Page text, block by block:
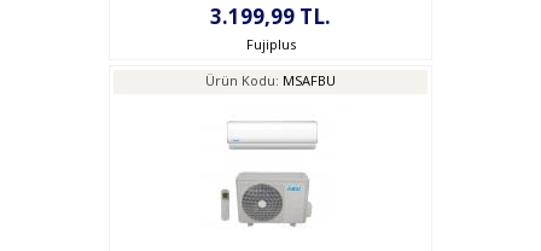
3.199,99 TL.
Fujiplus
Ürün Kodu: MSAFBU